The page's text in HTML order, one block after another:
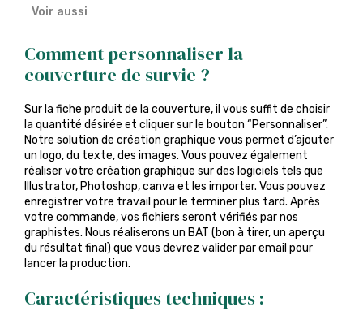
Voir aussi
Comment personnaliser la
couverture de survie ?
Sur la fiche produit de la couverture, il vous suffit de choisir
la quantité désirée et cliquer sur le bouton “Personnaliser”.
Notre solution de création graphique vous permet d’ajouter
un logo, du texte, des images. Vous pouvez également
réaliser votre création graphique sur des logiciels tels que
Illustrator, Photoshop, canva et les importer. Vous pouvez
enregistrer votre travail pour le terminer plus tard. Après
votre commande, vos fichiers seront vérifiés par nos
graphistes. Nous réaliserons un BAT (bon à tirer, un aperçu
du résultat final) que vous devrez valider par email pour
lancer la production.
Caractéristiques techniques :